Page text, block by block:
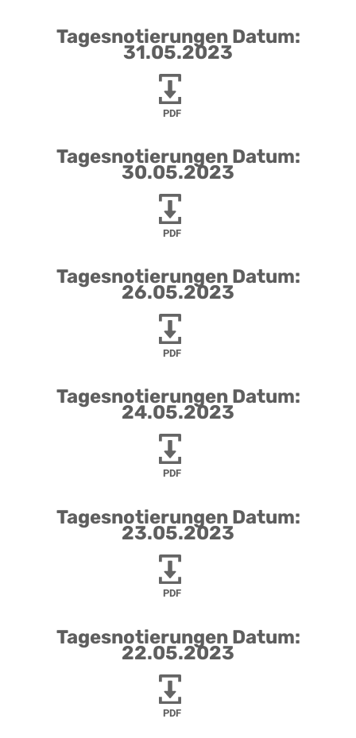
Tagesnotierungen Datum:
31.05.2023
PDF
Tagesnotierungen Datum:
30.05.2023
PDF
Tagesnotierungen Datum:
26.05.2023
PDF
Tagesnotierungen Datum:
24.05.2023
PDF
Tagesnotierungen Datum:
23.05.2023
PDF
Tagesnotierungen Datum:
22.05.2023
PDF